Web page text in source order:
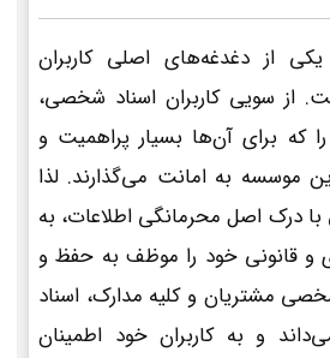
یکی از دغدغه‌های اصلی کاربران
از سویی کاربران اسناد شخصی،
که برای آن‌ها بسیار پراهمیت و
موسسه به امانت می‌گذارند. لذا
درک اصل محرمانگی اطلاعات، به
و قانونی خود را موظف به حفظ و
مشتریان و کلیه مدارک، اسناد
و به کاربران خود اطمینان